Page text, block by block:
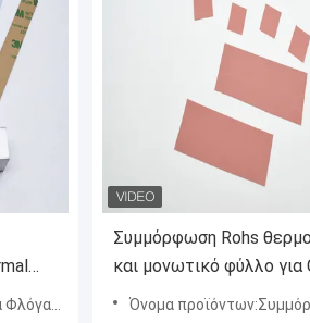
μεταφορά θερμότητας
Συμμόρφωση Rohs
και μονωτικό φύλλο για
γεμίζει το κενό
Όνομα προϊόντων:Συμμόρφωση Rohs θερμοοδηγτικό και μονωτικό φύλλο